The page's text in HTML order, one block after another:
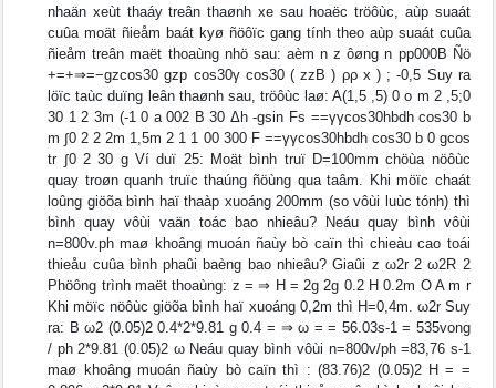
nhaän xeùt thaáy treân thaønh xe sau hoaëc tröôùc, aùp suaát
cuûa moät ñieåm baát kyø ñöôïc gang tính theo aùp suaát cuûa
ñieåm treân maët thoaùng nhö sau: aèm n z ôøng n pp000B Ñö
+=+⇒=−gzcos30 gzp cos30γ cos30 ( zzB ) ρρ x ) ; -0,5 Suy ra
löïc taùc duïng leân thaønh sau, tröôùc laø: A(1,5 ,5) 0 o m 2 ,5;0
30 1 2 3m (-1 0 a 002 B 30 Δh -gsin Fs ==γγcos30hbdh cos30 b
m ∫0 2 2 2m 1,5m 2 1 1 00 300 F ==γγcos30hbdh cos30 b 0 gcos
tr ∫0 2 30 g Ví duï 25: Moät bình truï D=100mm chöùa nöôùc
quay troøn quanh truïc thaúng ñöùng qua taâm. Khi möïc chaát
loûng giöõa bình haï thaàp xuoáng 200mm (so vôùi luùc tónh) thì
bình quay vôùi vaän toác bao nhieâu? Neáu quay bình vôùi
n=800v.ph maø khoâng muoán ñaùy bò caïn thì chieàu cao toái
thieåu cuûa bình phaûi baèng bao nhieâu? Giaûi z ω2r 2 ω2R 2
Phöông trình maët thoaùng: z = ⇒ H = 2g 2g 0.2 H 0.2m O A m r
Khi möïc nöôùc giöõa bình haï xuoáng 0,2m thì H=0,4m. ω2r Suy
ra: B ω2 (0.05)2 0.4*2*9.81 g 0.4 = ⇒ ω = = 56.03s-1 = 535vong
/ ph 2*9.81 (0.05)2 ω Neáu quay bình vôùi n=800v/ph =83,76 s-1
maø khoâng muoán ñaùy bò caïn thì : (83.76)2 (0.05)2 H = =